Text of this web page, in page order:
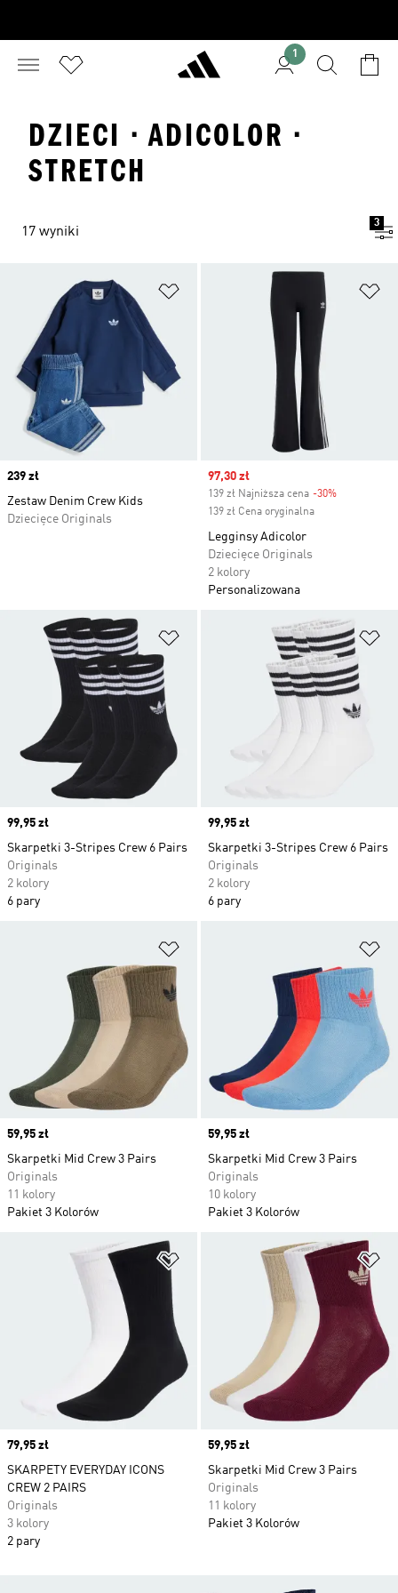
1
DZIECI · ADICOLOR ·
STRETCH
17 wyniki
3
Dodaj do listy życzeń
Price
239 zł
Zestaw Denim Crew Kids
Dziecięce Originals
Sale price
97,30 zł
139 zł Najniższa cena -30%
139 zł Cena oryginalna
Legginsy Adicolor
Dziecięce Originals
2 kolory
Personalizowana
Dodaj do listy życzeń
Price
99,95 zł
Skarpetki 3-Stripes Crew 6 Pairs
Originals
2 kolory
6 pary
Price
99,95 zł
Skarpetki 3-Stripes Crew 6 Pairs
Originals
2 kolory
6 pary
Price
59,95 zł
Skarpetki Mid Crew 3 Pairs
Originals
11 kolory
Pakiet 3 Kolorów
Price
59,95 zł
Skarpetki Mid Crew 3 Pairs
Originals
10 kolory
Pakiet 3 Kolorów
Dodaj do listy życzeń
Price
79,95 zł
SKARPETY EVERYDAY ICONS
CREW 2 PAIRS
Originals
3 kolory
2 pary
Price
59,95 zł
Skarpetki Mid Crew 3 Pairs
Originals
11 kolory
Pakiet 3 Kolorów